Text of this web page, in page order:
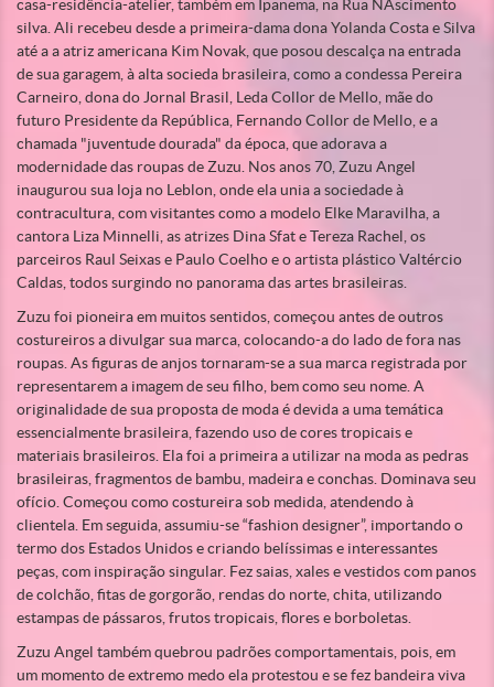
casa-residência-atelier, também em Ipanema, na Rua NAscimento
silva. Ali recebeu desde a primeira-dama dona Yolanda Costa e Silva
até a a atriz americana Kim Novak, que posou descalça na entrada
de sua garagem, à alta socieda brasileira, como a condessa Pereira
Carneiro, dona do Jornal Brasil, Leda Collor de Mello, mãe do
futuro Presidente da República, Fernando Collor de Mello, e a
chamada "juventude dourada" da época, que adorava a
modernidade das roupas de Zuzu. Nos anos 70, Zuzu Angel
inaugurou sua loja no Leblon, onde ela unia a sociedade à
contracultura, com visitantes como a modelo Elke Maravilha, a
cantora Liza Minnelli, as atrizes Dina Sfat e Tereza Rachel, os
parceiros Raul Seixas e Paulo Coelho e o artista plástico Valtércio
Caldas, todos surgindo no panorama das artes brasileiras.
Zuzu foi pioneira em muitos sentidos, começou antes de outros
costureiros a divulgar sua marca, colocando-a do lado de fora nas
roupas. As figuras de anjos tornaram-se a sua marca registrada por
representarem a imagem de seu filho, bem como seu nome. A
originalidade de sua proposta de moda é devida a uma temática
essencialmente brasileira, fazendo uso de cores tropicais e
materiais brasileiros. Ela foi a primeira a utilizar na moda as pedras
brasileiras, fragmentos de bambu, madeira e conchas. Dominava seu
ofício. Começou como costureira sob medida, atendendo à
clientela. Em seguida, assumiu-se “fashion designer”, importando o
termo dos Estados Unidos e criando belíssimas e interessantes
peças, com inspiração singular. Fez saias, xales e vestidos com panos
de colchão, fitas de gorgorão, rendas do norte, chita, utilizando
estampas de pássaros, frutos tropicais, flores e borboletas.
Zuzu Angel também quebrou padrões comportamentais, pois, em
um momento de extremo medo ela protestou e se fez bandeira viva